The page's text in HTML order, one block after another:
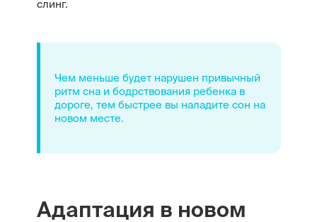
слинг.
Чем меньше будет нарушен привычный
ритм сна и бодрствования ребенка в
дороге, тем быстрее вы наладите сон на
новом месте.
Адаптация в новом